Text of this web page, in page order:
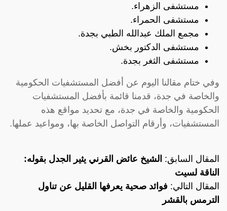
مستشفى الزهراء.
مستشفى الحمراء.
مجمع الملك عبدالله الطبي بجدة.
مستشفى الدكتور بخش.
مستشفى الثغر بجدة.
وفي ختام مقالنا اليوم عن أفضل المستشفيات الحكومية
والخاصة في جدة، قدمنا ​​قائمة بأفضل المستشفيات
الحكومية والخاصة في جدة، مع تحديد مواقع هذه
المستشفيات، وأرقام التواصل الخاصة بها، ومواعيد عملها.
المقال السابق: الشيخ عائض القرني يثير الجدل بقوله:
الناقة لسيت
المقال التالي: فوائد صحية يعرفها القليل عن تناول
الترمس بالقشر